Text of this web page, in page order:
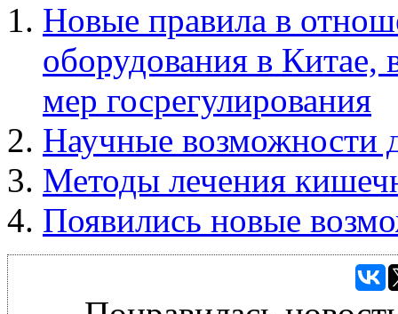
Новые правила в
оборудования в Китае,
мер госрегулирования
Научные возможности
Методы лечения
Появились новые